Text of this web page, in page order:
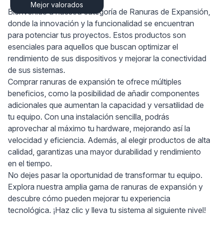
Mejor valorados
Bienvenido a nuestra categoría de Ranuras de Expansión,
donde la innovación y la funcionalidad se encuentran
para potenciar tus proyectos. Estos productos son
esenciales para aquellos que buscan optimizar el
rendimiento de sus dispositivos y mejorar la conectividad
de sus sistemas.
Comprar ranuras de expansión te ofrece múltiples
beneficios, como la posibilidad de añadir componentes
adicionales que aumentan la capacidad y versatilidad de
tu equipo. Con una instalación sencilla, podrás
aprovechar al máximo tu hardware, mejorando así la
velocidad y eficiencia. Además, al elegir productos de alta
calidad, garantizas una mayor durabilidad y rendimiento
en el tiempo.
No dejes pasar la oportunidad de transformar tu equipo.
Explora nuestra amplia gama de ranuras de expansión y
descubre cómo pueden mejorar tu experiencia
tecnológica. ¡Haz clic y lleva tu sistema al siguiente nivel!